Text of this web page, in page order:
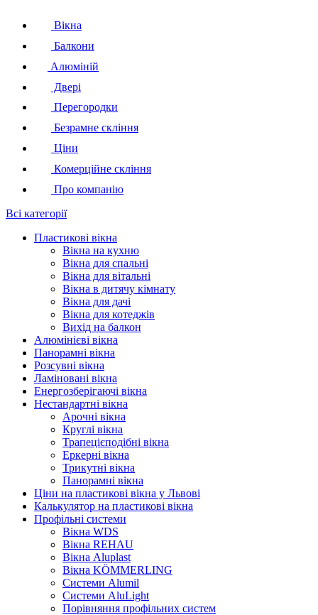
Вікна
Балкони
Алюміній
Двері
Перегородки
Безрамне скління
Ціни
Комерційне скління
Про компанію
Всі категорії
Пластикові вікна
Вікна на кухню
Вікна для спальні
Вікна для вітальні
Вікна в дитячу кімнату
Вікна для дачі
Вікна для котеджів
Вихід на балкон
Алюмінієві вікна
Панорамні вікна
Розсувні вікна
Ламіновані вікна
Енергозберігаючі вікна
Нестандартні вікна
Арочні вікна
Круглі вікна
Трапецієподібні вікна
Еркерні вікна
Трикутні вікна
Панорамні вікна
Ціни на пластикові вікна у Львові
Калькулятор на пластикові вікна
Профільні системи
Вікна WDS
Вікна REHAU
Вікна Aluplast
Вікна KÖMMERLING
Cистеми Alumil
Системи AluLight
Порівняння профільних систем